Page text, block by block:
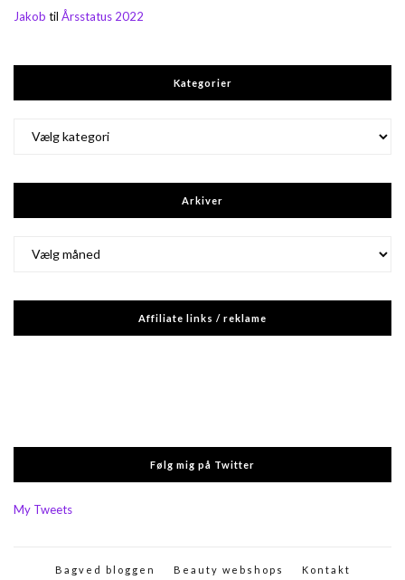
Jakob til Årsstatus 2022
Kategorier
Arkiver
Affiliate links / reklame
Følg mig på Twitter
My Tweets
Bagved bloggen Beauty webshops Kontakt